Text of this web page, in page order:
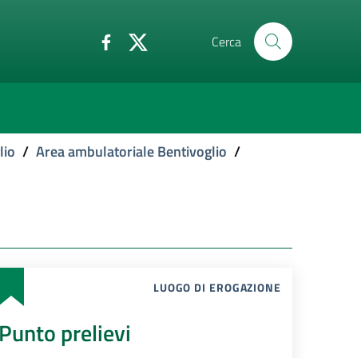
Cerca
/ Area ambulatoriale Bentivoglio /
LUOGO DI EROGAZIONE
Punto prelievi